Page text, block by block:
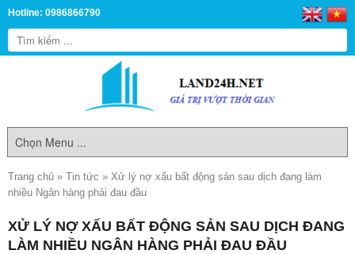
Hotline: 0986866790
Trang chủ » Tin tức » Xử lý nợ xấu bất động sản sau dịch đang làm
nhiều Ngân hàng phải đau đầu
XỬ LÝ NỢ XẤU BẤT ĐỘNG SẢN SAU DỊCH ĐANG
LÀM NHIỀU NGÂN HÀNG PHẢI ĐAU ĐẦU